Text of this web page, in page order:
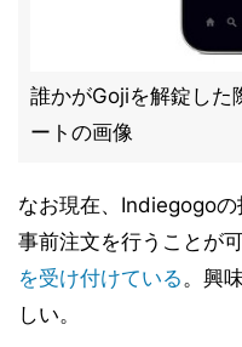
誰かがGojiを解錠した
ートの画像
なお現在、Indiegogo
事前注文を行うことが可
を受け付けている。興
しい。